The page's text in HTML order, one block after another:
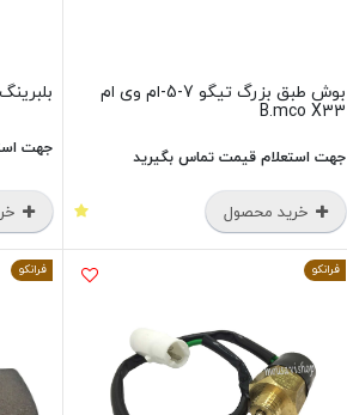
بوش طبق بزرگ تیگو 7-5-ام وی ام
B.mco X33
جهت استعلام قیمت تماس بگیرید
خرید محصول
بلبرینگ 6006 پلوس پژو 405 B.mco
جهت
فرانکو فرانکو